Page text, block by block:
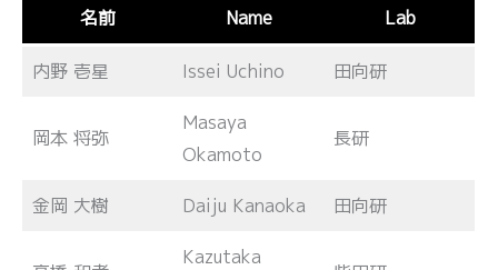
名前
Name Lab
内野 壱星 Issei Uchino 田向研
岡本 将弥
Masaya
Okamoto
長研
金岡 大樹 Daiju Kanaoka 田向研
Kazutaka